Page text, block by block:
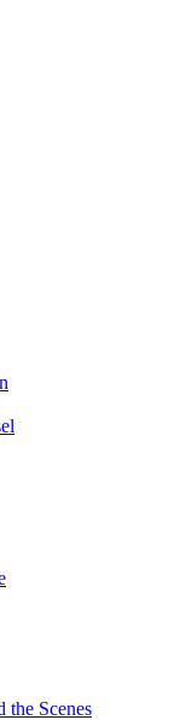
Scenes